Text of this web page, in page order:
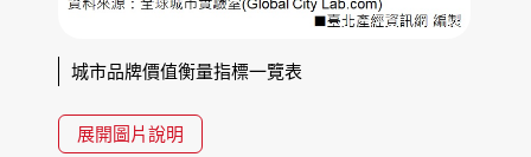
城市品牌價值衡量指標一覽表
展開圖片說明